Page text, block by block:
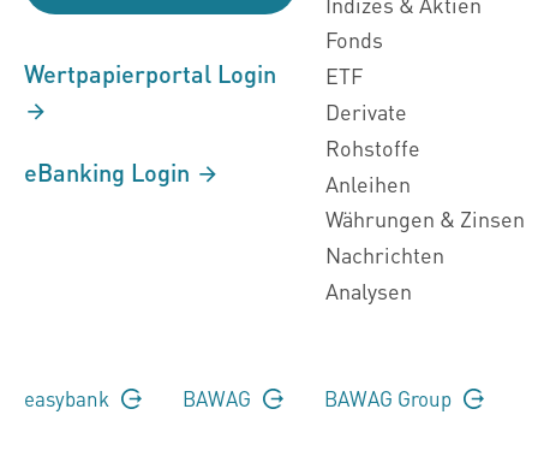
Wertpapierportal Login
eBanking Login
Fonds
ETF
Derivate
Rohstoffe
Anleihen
Währungen & Zinsen
Nachrichten
Analysen
easybank BAWAG BAWAG Group